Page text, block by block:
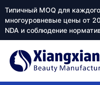
Типичный MOQ для
многоуровневые цены от
NDA и соблюдение